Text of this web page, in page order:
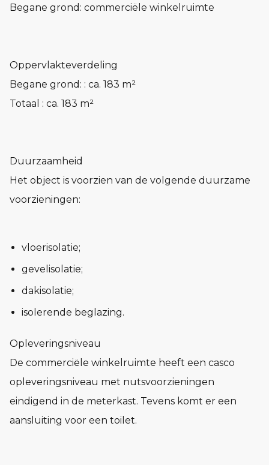
Begane grond: commerciële winkelruimte
Oppervlakteverdeling
Begane grond: : ca. 183 m²
Totaal : ca. 183 m²
Duurzaamheid
Het object is voorzien van de volgende duurzame
voorzieningen:
vloerisolatie;
gevelisolatie;
dakisolatie;
isolerende beglazing.
Opleveringsniveau
De commerciële winkelruimte heeft een casco
opleveringsniveau met nutsvoorzieningen
eindigend in de meterkast. Tevens komt er een
aansluiting voor een toilet.